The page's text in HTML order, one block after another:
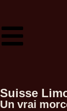
Suisse
Un vrai